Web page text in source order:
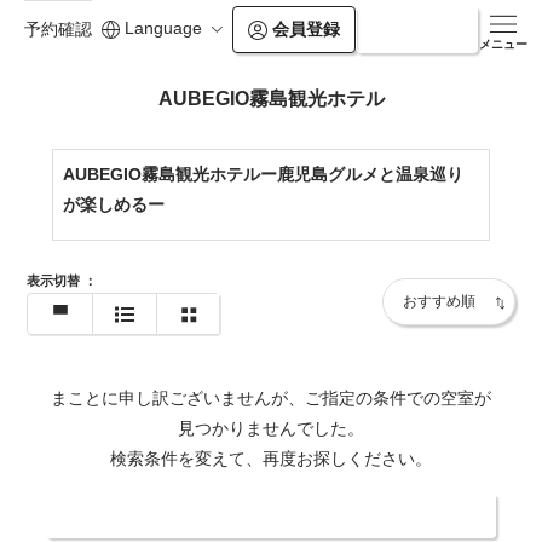
予約確認 Language 会員登録
メニュー
AUBEGIO霧島観光ホテル
AUBEGIO霧島観光ホテルー鹿児島グルメと温泉巡り
が楽しめるー
表示切替 ：
まことに申し訳ございませんが、ご指定の条件での空室が
見つかりませんでした。
検索条件を変えて、再度お探しください。